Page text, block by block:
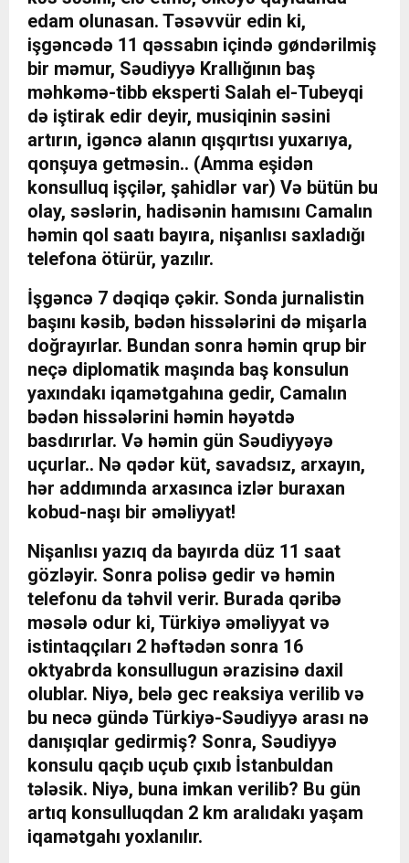
edam olunasan. Təsəvvür edin ki,
işgəncədə 11 qəssabın içində gøndərilmiş
bir məmur, Səudiyyə Krallığının baş
məhkəmə-tibb eksperti Salah el-Tubeyqi
də iştirak edir deyir, musiqinin səsini
artırın, igəncə alanın qışqırtısı yuxarıya,
qonşuya getməsin.. (Amma eşidən
konsulluq işçilər, şahidlər var) Və bütün bu
olay, səslərin, hadisənin hamısını Camalın
həmin qol saatı bayıra, nişanlısı saxladığı
telefona ötürür, yazılır.
İşgəncə 7 dəqiqə çəkir. Sonda jurnalistin
başını kəsib, bədən hissələrini də mişarla
doğrayırlar. Bundan sonra həmin qrup bir
neçə diplomatik maşında baş konsulun
yaxındakı iqamətgahına gedir, Camalın
bədən hissələrini həmin həyətdə
basdırırlar. Və həmin gün Səudiyyəyə
uçurlar.. Nə qədər küt, savadsız, arxayın,
hər addımında arxasınca izlər buraxan
kobud-naşı bir əməliyyat!
Nişanlısı yazıq da bayırda düz 11 saat
gözləyir. Sonra polisə gedir və həmin
telefonu da təhvil verir. Burada qəribə
məsələ odur ki, Türkiyə əməliyyat və
istintaqçıları 2 həftədən sonra 16
oktyabrda konsullugun ərazisinə daxil
olublar. Niyə, belə gec reaksiya verilib və
bu necə gündə Türkiyə-Səudiyyə arası nə
danışıqlar gedirmiş? Sonra, Səudiyyə
konsulu qaçıb uçub çıxıb İstanbuldan
tələsik. Niyə, buna imkan verilib? Bu gün
artıq konsulluqdan 2 km aralıdakı yaşam
iqamətgahı yoxlanılır.